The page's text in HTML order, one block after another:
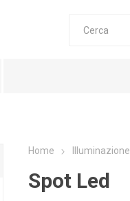
Home Illuminazione
Spot Led